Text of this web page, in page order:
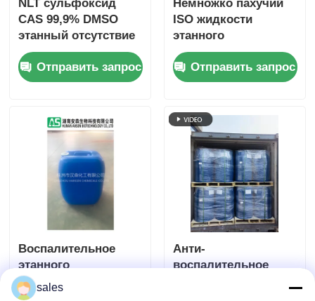
NLT сульфоксид
CAS 99,9% DMSO
этанный отсутствие
67-68-5 для
аграрного
удобрения
Отправить запрос
Немножко пахучий
ISO жидкости
этанного
сульфоксида DMSO
прозрачный
аттестовал
Отправить запрос
Воспалительное
этанного
сульфоксида
Odoless DMSO анти-
Анти-
воспалительное
sales